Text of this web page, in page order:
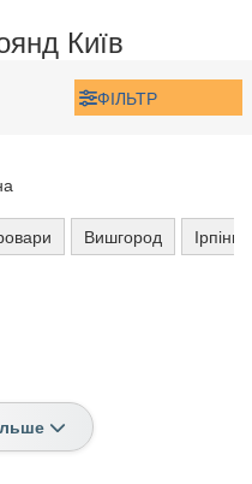
Київ
ФІЛЬТР
Вишгород Ірпінь